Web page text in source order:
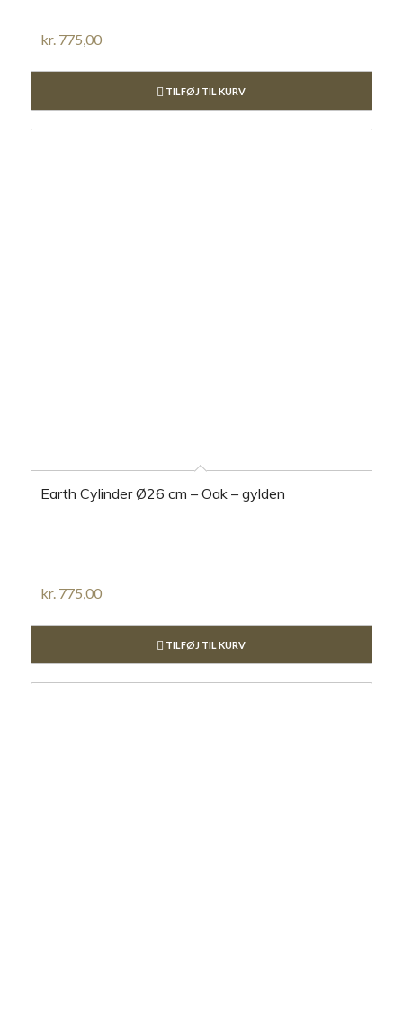
kr.775,00
TILFØJ TIL KURV
Earth Cylinder Ø26 cm – Oak – gylden
kr. 775,00
TILFØJ TIL KURV